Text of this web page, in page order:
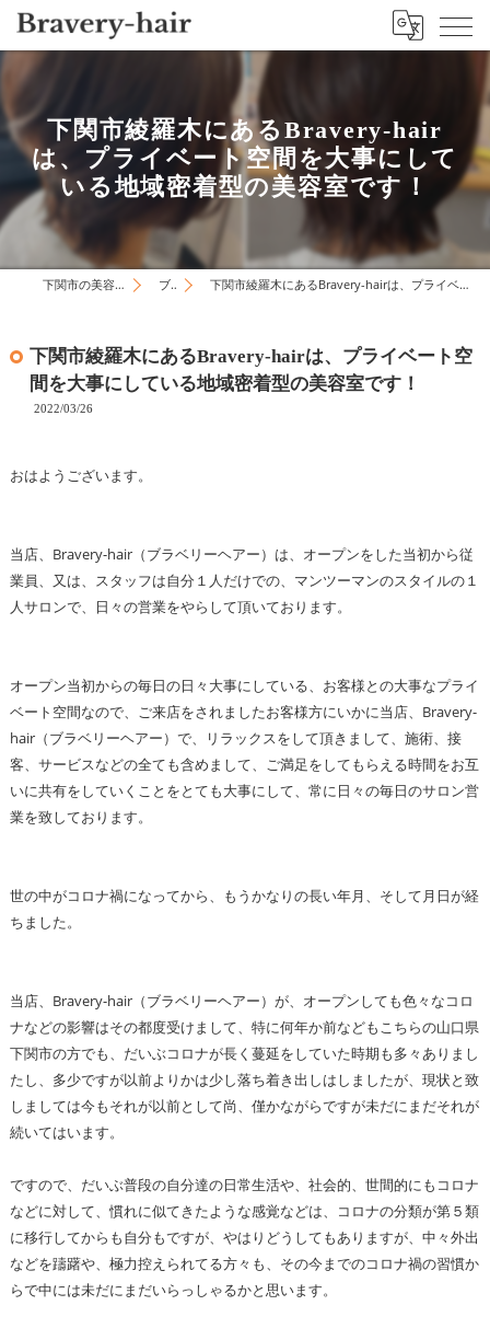
下関市綾羅木にあるBravery-hair
は、プライベート空間を大事にして
いる地域密着型の美容室です！
下関市の美容院はBravery-hair ブログ 下関市綾羅木にあるBravery-hairは、プライベート空間を大事にしている地域密着型の美容室です！
下関市綾羅木にあるBravery-hairは、プライベート空
間を大事にしている地域密着型の美容室です！
2022/03/26
おはようございます。
当店、Bravery-hair（ブラベリーヘアー）は、オープンをした当初から従
業員、又は、スタッフは自分１人だけでの、マンツーマンのスタイルの１
人サロンで、日々の営業をやらして頂いております。
オープン当初からの毎日の日々大事にしている、お客様との大事なプライ
ベート空間なので、ご来店をされましたお客様方にいかに当店、Bravery-
hair（ブラベリーヘアー）で、リラックスをして頂きまして、施術、接
客、サービスなどの全ても含めまして、ご満足をしてもらえる時間をお互
いに共有をしていくことをとても大事にして、常に日々の毎日のサロン営
業を致しております。
世の中がコロナ禍になってから、もうかなりの長い年月、そして月日が経
ちました。
当店、Bravery-hair（ブラベリーヘアー）が、オープンしても色々なコロ
ナなどの影響はその都度受けまして、特に何年か前などもこちらの山口県
下関市の方でも、だいぶコロナが長く蔓延をしていた時期も多々ありまし
たし、多少ですが以前よりかは少し落ち着き出しはしましたが、現状と致
しましては今もそれが以前として尚、僅かながらですが未だにまだそれが
続いてはいます。
ですので、だいぶ普段の自分達の日常生活や、社会的、世間的にもコロナ
などに対して、慣れに似てきたような感覚などは、コロナの分類が第５類
に移行してからも自分もですが、やはりどうしてもありますが、中々外出
などを躊躇や、極力控えられてる方々も、その今までのコロナ禍の習慣か
らで中には未だにまだいらっしゃるかと思います。